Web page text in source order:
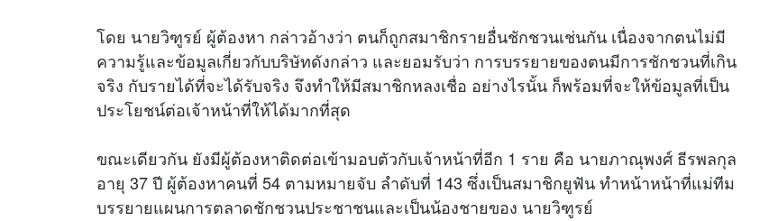
e
โดย นายวิฑูรย์ ผู้ต้องหา กล่าวอ้างว่า ตนก็ถูกสมาชิกรายอื่นชักชวนเช่นกัน เนื่องจากตนไม่มี
ความรู้และข้อมูลเกี่ยวกับบริษัทดังกล่าว และยอมรับว่า การบรรยายของตนมีการชักชวนที่เกิน
จริง กับรายได้ที่จะได้รับจริง จึงทำให้มีสมาชิกหลงเชื่อ อย่างไรนั้น ก็พร้อมที่จะให้ข้อมูลที่เป็น
ประโยชน์ต่อเจ้าหน้าที่ให้ได้มากที่สุด
ขณะเดียวกัน ยังมีผู้ต้องหาติดต่อเข้ามอบตัวกับเจ้าหน้าที่อีก 1 ราย คือ นายภาณุพงศ์ ธีรพลกุล
อายุ 37 ปี ผู้ต้องหาคนที่ 54 ตามหมายจับ ลำดับที่ 143 ซึ่งเป็นสมาชิกยูฟัน ทำหน้าหน้าที่แม่ทีม
บรรยายแผนการตลาดชักชวนประชาชนและเป็นน้องชายของ นายวิฑูรย์